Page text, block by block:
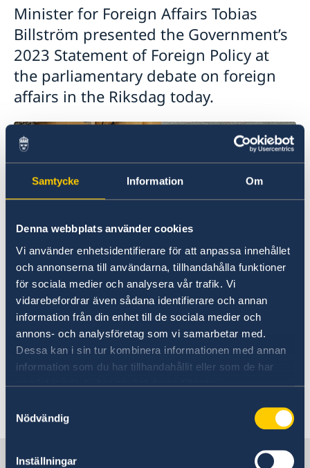
Samtycke Information Om
Denna webbplats använder cookies
Vi använder enhetsidentifierare för att anpassa innehållet
och annonserna till användarna, tillhandahålla funktioner
för sociala medier och analysera vår trafik. Vi
vidarebefordrar även sådana identifierare och annan
information från din enhet till de sociala medier och
annons- och analysföretag som vi samarbetar med.
Dessa kan i sin tur kombinera informationen med annan
information som du har tillhandahållit eller som de har
samlat in när du har använt deras tjänster.
Nödvändig
Inställningar
Minister for Foreign Affairs Tobias
Billström presented the Government’s
2023 Statement of Foreign Policy at
the parliamentary debate on foreign
affairs in the Riksdag today.
Photo: Anders Löwdin/Riksdagen
The 2023 Statement of Foreign
Policy is available here:
Speech: Statement of Foreign Policy 2023 on
Press release
Sweden in Denmark